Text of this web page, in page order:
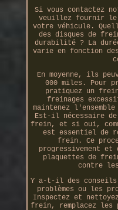
Si vous contactez
veuillez fournir le
votre véhicule.
des disques de
durabilité ? La
varie en fonction
En moyenne, ils
000 miles. Pour
pratiquez un
freinages
maintenez
Est-il nécessaire de
frein, et si oui,
est essentiel de
frein. Ce
progressivement et
plaquettes de
contre
Y a-t-il des
problèmes ou les
Inspectez et
frein, remplacez les